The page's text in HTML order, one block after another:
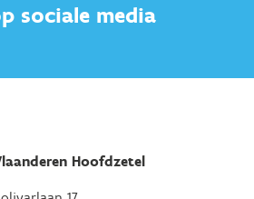
sociale media
Hoofdzetel